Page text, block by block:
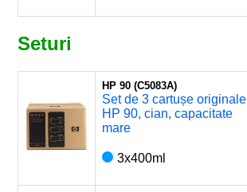
Seturi
HP 90 (C5083A)
Set de 3 cartușe originale
HP 90, cian, capacitate
mare
3x400ml